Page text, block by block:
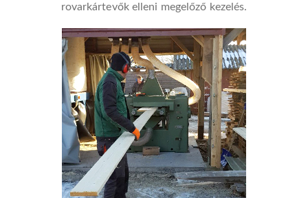
rovarkártevők elleni megelőző kezelés.